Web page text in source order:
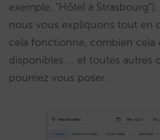
exemple, “Hôtel à Strasbourg”).
nous vous expliquons tout en
cela fonctionne, combien cela
disponibles … et toutes autres
pourriez vous poser.